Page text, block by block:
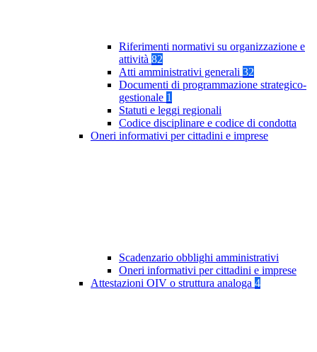
Riferimenti normativi su organizzazione e
attività 82
Atti amministrativi generali 32
Documenti di programmazione strategico-
gestionale 1
Statuti e leggi regionali
Codice disciplinare e codice di condotta
Oneri informativi per cittadini e imprese
Scadenzario obblighi amministrativi
Oneri informativi per cittadini e imprese
Attestazioni OIV o struttura analoga 4